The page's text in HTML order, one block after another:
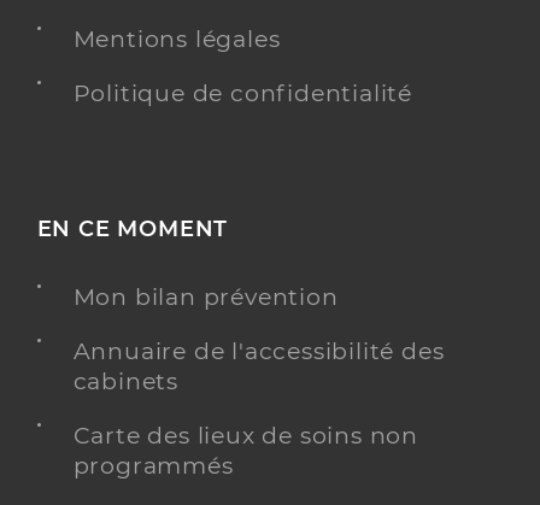
Mentions légales
Politique de confidentialité
EN CE MOMENT
Mon bilan prévention
Annuaire de l'accessibilité des
cabinets
Carte des lieux de soins non
programmés